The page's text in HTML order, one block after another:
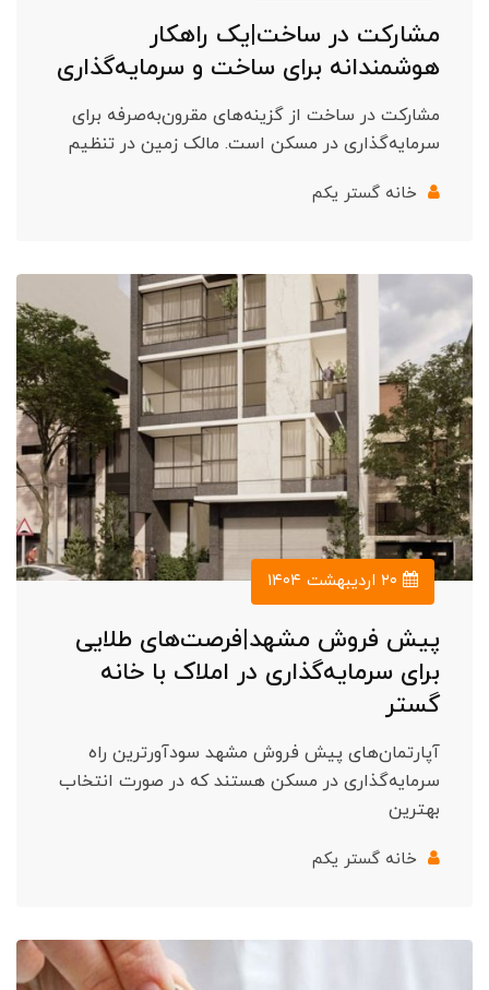
مشارکت در ساخت|یک راهکار
هوشمندانه برای ساخت و سرمایه‌گذاری
مشارکت در ساخت از گزینه‌های مقرون‌به‌صرفه برای
سرمایه‌گذاری در مسکن است. مالک زمین در تنظیم
خانه گستر یکم
پیش فروش مشهد|فرصت‌های طلایی
برای سرمایه‌گذاری در املاک با خانه
گستر
آپارتمان‌های پیش فروش مشهد سودآورترین راه
سرمایه‌گذاری در مسکن هستند که در صورت انتخاب
بهترین
خانه گستر یکم